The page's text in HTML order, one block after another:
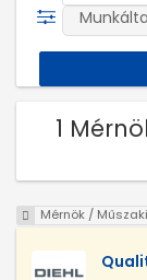
1
Mérnök / Műszaki